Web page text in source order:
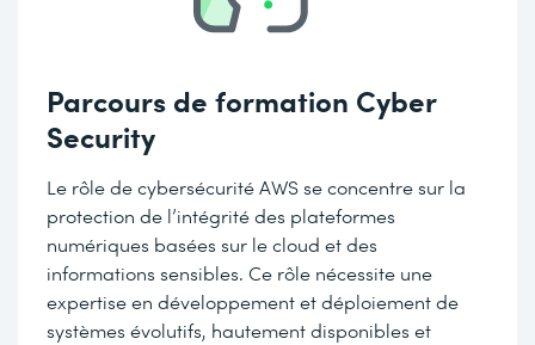
Parcours de formation Cyber
Security
Le rôle de cybersécurité AWS se concentre sur la
protection de l’intégrité des plateformes
numériques basées sur le cloud et des
informations sensibles. Ce rôle nécessite une
expertise en développement et déploiement de
systèmes évolutifs, hautement disponibles et